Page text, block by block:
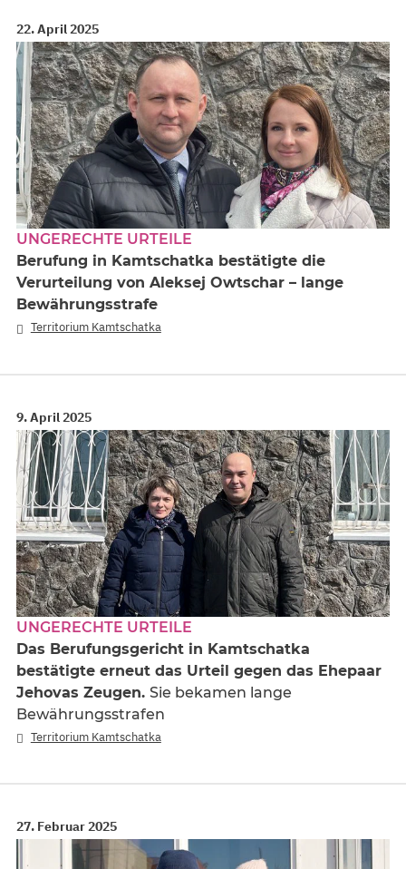
22. April 2025
UNGERECHTE URTEILE
Berufung in Kamtschatka bestätigte die
Verurteilung von Aleksej Owtschar – lange
Bewährungsstrafe
Territorium Kamtschatka
9. April 2025
UNGERECHTE URTEILE
Das Berufungsgericht in Kamtschatka
bestätigte erneut das Urteil gegen das Ehepaar
Jehovas Zeugen. Sie bekamen lange
Bewährungsstrafen
Territorium Kamtschatka
27. Februar 2025